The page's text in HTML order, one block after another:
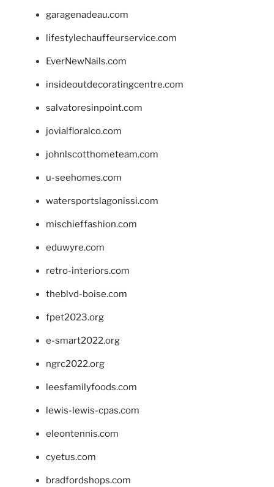
garagenadeau.com
lifestylechauffeurservice.com
EverNewNails.com
insideoutdecoratingcentre.com
salvatoresinpoint.com
jovialfloralco.com
johnlscotthometeam.com
u-seehomes.com
watersportslagonissi.com
mischieffashion.com
eduwyre.com
retro-interiors.com
theblvd-boise.com
fpet2023.org
e-smart2022.org
ngrc2022.org
leesfamilyfoods.com
lewis-lewis-cpas.com
eleontennis.com
cyetus.com
bradfordshops.com